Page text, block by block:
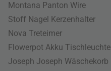
Montana Panton Wire
Stoff Nagel Kerzenhalter
Nova Treteimer
Flowerpot Akku Tischleuchte
Joseph Joseph Wäschekorb